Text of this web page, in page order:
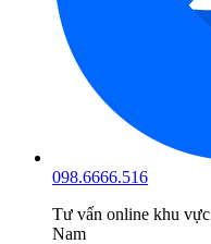
098.6666.516
Tư vấn online khu vực
Nam